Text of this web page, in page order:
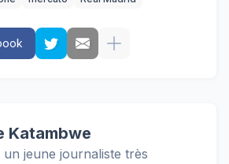
Katambwe
un jeune journaliste très